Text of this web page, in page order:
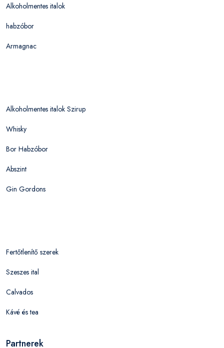
Alkoholmentes italok
habzóbor
Armagnac
Alkoholmentes italok Szirup
Whisky
Bor Habzóbor
Abszint
Gin Gordons
Fertőtlenítő szerek
Szeszes ital
Calvados
Kávé és tea
Partnerek